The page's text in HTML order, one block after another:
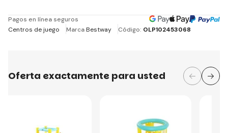
Pagos en línea seguros
Centros de juego
MarcaBestway Código: OLP102453068
Oferta exactamente para usted